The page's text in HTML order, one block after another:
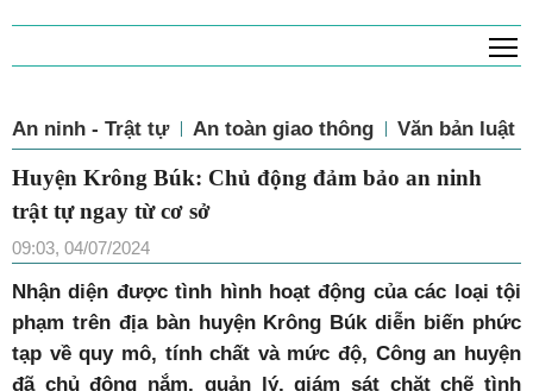
An ninh - Trật tự An toàn giao thông Văn bản luật
Huyện Krông Búk: Chủ động đảm bảo an ninh
trật tự ngay từ cơ sở
09:03, 04/07/2024
Nhận diện được tình hình hoạt động của các loại tội
phạm trên địa bàn huyện Krông Búk diễn biến phức
tạp về quy mô, tính chất và mức độ, Công an huyện
đã chủ động nắm, quản lý, giám sát chặt chẽ tình